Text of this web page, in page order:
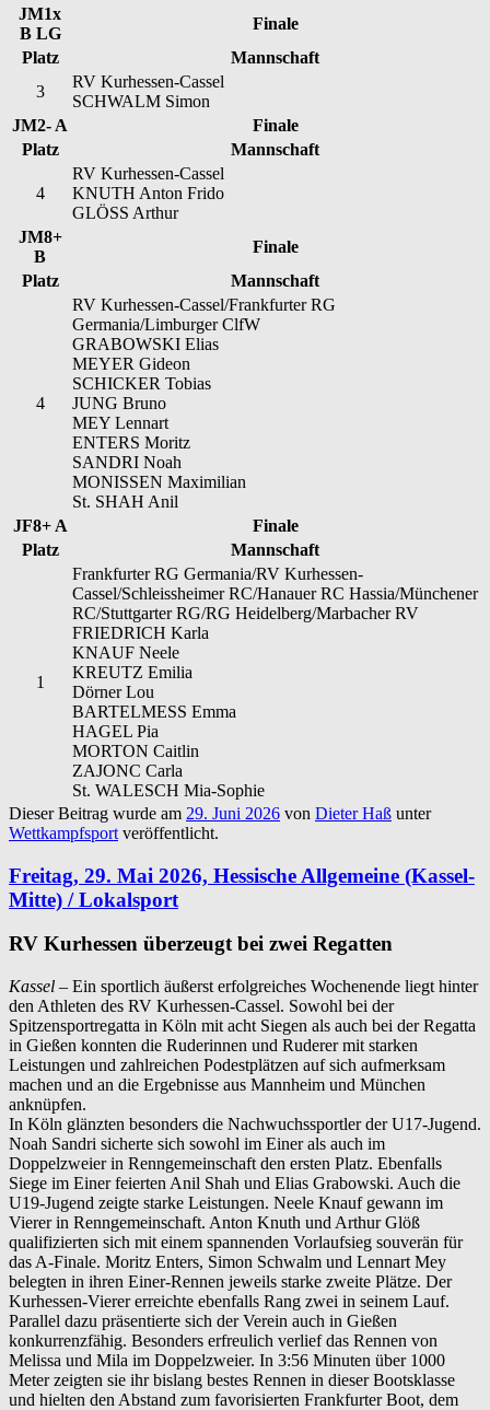
JM1x
B LG
Finale
Platz
Mannschaft
3
RV Kurhessen-Cassel
SCHWALM Simon
JM2- A
Finale
Platz
Mannschaft
4
RV Kurhessen-Cassel
KNUTH Anton Frido
GLÖSS Arthur
JM8+
B
Finale
Platz
Mannschaft
4
RV Kurhessen-Cassel/Frankfurter RG
Germania/Limburger ClfW
GRABOWSKI Elias
MEYER Gideon
SCHICKER Tobias
JUNG Bruno
MEY Lennart
ENTERS Moritz
SANDRI Noah
MONISSEN Maximilian
St. SHAH Anil
JF8+ A
Finale
Platz
Mannschaft
1
Frankfurter RG Germania/RV Kurhessen-
Cassel/Schleissheimer RC/Hanauer RC Hassia/Münchener
RC/Stuttgarter RG/RG Heidelberg/Marbacher RV
FRIEDRICH Karla
KNAUF Neele
KREUTZ Emilia
Dörner Lou
BARTELMESS Emma
HAGEL Pia
MORTON Caitlin
ZAJONC Carla
St. WALESCH Mia-Sophie
Dieser Beitrag wurde am 29. Juni 2026 von Dieter Haß unter
Wettkampfsport veröffentlicht.
Freitag, 29. Mai 2026, Hessische Allgemeine (Kassel-
Mitte) / Lokalsport
RV Kurhessen überzeugt bei zwei Regatten
Kassel – Ein sportlich äußerst erfolgreiches Wochenende liegt hinter
den Athleten des RV Kurhessen-Cassel. Sowohl bei der
Spitzensportregatta in Köln mit acht Siegen als auch bei der Regatta
in Gießen konnten die Ruderinnen und Ruderer mit starken
Leistungen und zahlreichen Podestplätzen auf sich aufmerksam
machen und an die Ergebnisse aus Mannheim und München
anknüpfen.
In Köln glänzten besonders die Nachwuchssportler der U17-Jugend.
Noah Sandri sicherte sich sowohl im Einer als auch im
Doppelzweier in Renngemeinschaft den ersten Platz. Ebenfalls
Siege im Einer feierten Anil Shah und Elias Grabowski. Auch die
U19-Jugend zeigte starke Leistungen. Neele Knauf gewann im
Vierer in Renngemeinschaft. Anton Knuth und Arthur Glöß
qualifizierten sich mit einem spannenden Vorlaufsieg souverän für
das A-Finale. Moritz Enters, Simon Schwalm und Lennart Mey
belegten in ihren Einer-Rennen jeweils starke zweite Plätze. Der
Kurhessen-Vierer erreichte ebenfalls Rang zwei in seinem Lauf.
Parallel dazu präsentierte sich der Verein auch in Gießen
konkurrenzfähig. Besonders erfreulich verlief das Rennen von
Melissa und Mila im Doppelzweier. In 3:56 Minuten über 1000
Meter zeigten sie ihr bislang bestes Rennen in dieser Bootsklasse
und hielten den Abstand zum favorisierten Frankfurter Boot, dem